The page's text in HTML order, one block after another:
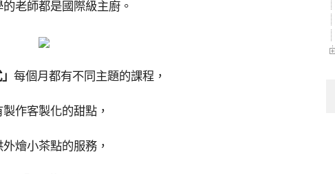
老師都是國際級主廚。
每個月都有不同主題的課程，
製作客製化的甜點，
外燴小茶點的服務，